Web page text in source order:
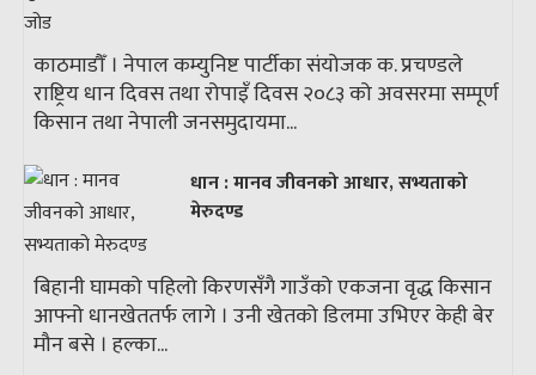
काठमाडौँ । नेपाल कम्युनिष्ट पार्टीका संयोजक क. प्रचण्डले
राष्ट्रिय धान दिवस तथा रोपाइँ दिवस २०८३ को अवसरमा सम्पूर्ण
किसान तथा नेपाली जनसमुदायमा...
धान : मानव जीवनको आधार, सभ्यताको
मेरुदण्ड
बिहानी घामको पहिलो किरणसँगै गाउँको एकजना वृद्ध किसान
आफ्नो धानखेततर्फ लागे । उनी खेतको डिलमा उभिएर केही बेर
मौन बसे । हल्का...